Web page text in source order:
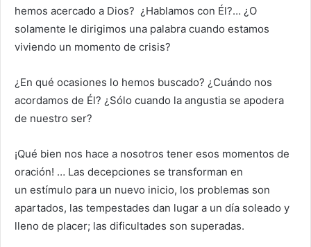
hemos acercado a Dios? ¿Hablamos con Él?… ¿O
solamente le dirigimos una palabra cuando estamos
viviendo un momento de crisis?
¿En qué ocasiones lo hemos buscado? ¿Cuándo nos
acordamos de Él? ¿Sólo cuando la angustia se apodera
de nuestro ser?
¡Qué bien nos hace a nosotros tener esos momentos de
oración! … Las decepciones se transforman en
un estímulo para un nuevo inicio, los problemas son
apartados, las tempestades dan lugar a un día soleado y
lleno de placer; las dificultades son superadas.